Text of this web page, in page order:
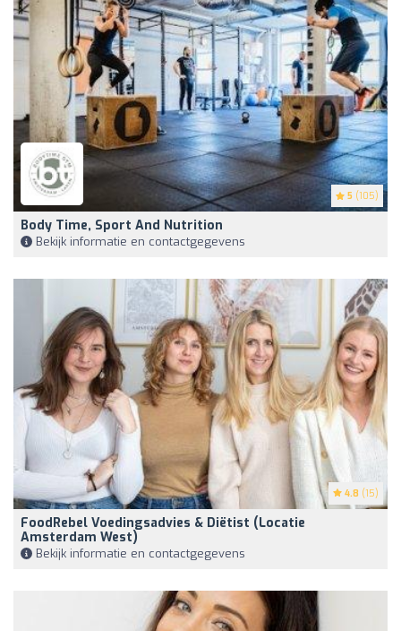
5 (105)
Body Time, Sport And Nutrition
Bekijk informatie en contactgegevens
4.8 (15)
FoodRebel Voedingsadvies & Diëtist (locatie
Amsterdam West)
Bekijk informatie en contactgegevens